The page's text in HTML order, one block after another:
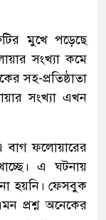
মুখে পড়েছে
সংখ্যা কমে
সহ-প্রতিষ্ঠাতা
সংখ্যা এখন
বাগ ফলোয়ারের
এ ঘটনায়
হয়নি। ফেসবুক
প্রশ্ন অনেকের